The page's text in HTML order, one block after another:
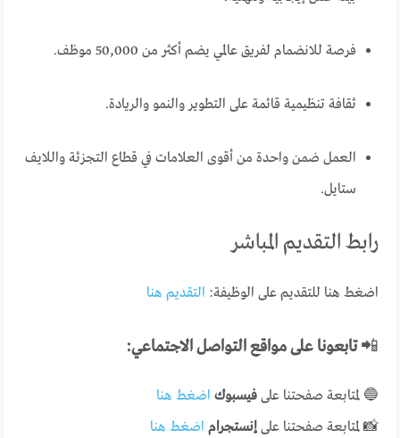
فرصة للانضمام لفريق عالمي يضم أكثر من 50,000 موظف.
ثقافة تنظيمية قائمة على التطوير والنمو والريادة.
العمل ضمن واحدة من أقوى العلامات في قطاع التجزئة واللايف
ستايل.
رابط التقديم المباشر
اضغط هنا للتقديم على الوظيفة: التقديم هنا
📲تابعونا على مواقع التواصل الاجتماعي:
🔵 لمتابعة صفحتنا علىفيسبوك اضغط هنا
📸 لمتابعة صفحتنا علىإنستجرام اضغط هنا